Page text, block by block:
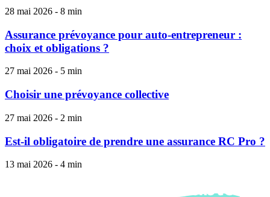
28 mai 2026 - 8 min
Assurance prévoyance pour auto-entrepreneur :
choix et obligations ?
27 mai 2026 - 5 min
Choisir une prévoyance collective
27 mai 2026 - 2 min
Est-il obligatoire de prendre une assurance RC Pro ?
13 mai 2026 - 4 min